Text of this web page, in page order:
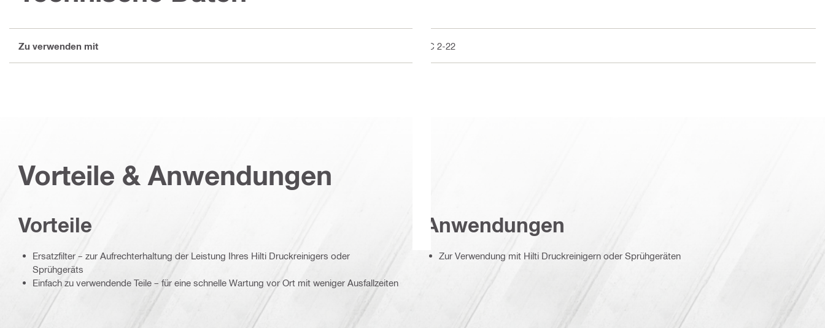
Zu verwenden mit PC 2-22
Vorteile & Anwendungen
Vorteile
Ersatzfilter – zur Aufrechterhaltung der Leistung Ihres Hilti Druckreinigers oder
Sprühgeräts
Einfach zu verwendende Teile – für eine schnelle Wartung vor Ort mit weniger Ausfallzeiten
Anwendungen
Zur Verwendung mit Hilti Druckreinigern oder Sprühgeräten